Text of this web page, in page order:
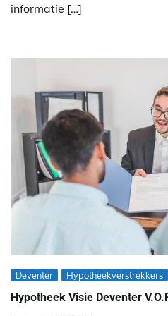
informatie […]
Deventer Hypotheekverstrekkers
Hypotheek Visie Deventer